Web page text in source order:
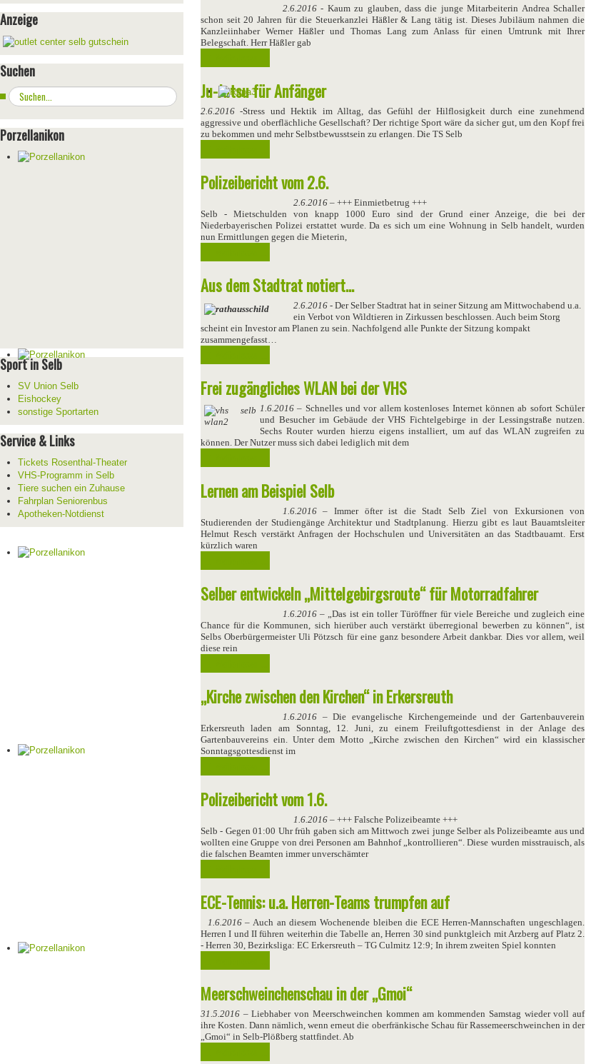
Anzeige
Suchen
Suchen
...
Porzellanikon
Sport in Selb
SV Union Selb
Eishockey
sonstige Sportarten
Service & Links
Tickets Rosenthal-Theater
VHS-Programm in Selb
Tiere suchen ein Zuhause
Fahrplan Seniorenbus
Apotheken-Notdienst
2.6.2016- Kaum zu glauben, dass die junge Mitarbeiterin Andrea Schaller
schon seit 20 Jahren für die Steuerkanzlei Häßler & Lang tätig ist. Dieses Jubiläum nahmen die
Kanzleiinhaber Werner Häßler und Thomas Lang zum Anlass für einen Umtrunk mit Ihrer
Belegschaft. Herr Häßler gab
Ju-Jutsu für Anfänger
2.6.2016-Stress und Hektik im Alltag, das Gefühl der Hilflosigkeit durch eine zunehmend
aggressive und oberflächliche Gesellschaft? Der richtige Sport wäre da sicher gut, um den Kopf frei
zu bekommen und mehr Selbstbewusstsein zu erlangen. Die TS Selb
Polizeibericht vom 2.6.
2.6.2016– +++ Einmietbetrug +++
Selb - Mietschulden von knapp 1000 Euro sind der Grund einer Anzeige, die bei der
Niederbayerischen Polizei erstattet wurde. Da es sich um eine Wohnung in Selb handelt, wurden
nun Ermittlungen gegen die Mieterin,
Aus dem Stadtrat notiert…
2.6.2016- Der Selber Stadtrat hat in seiner Sitzung am Mittwochabend u.a.
ein Verbot von Wildtieren in Zirkussen beschlossen. Auch beim Storg
scheint ein Investor am Planen zu sein. Nachfolgend alle Punkte der Sitzung kompakt
zusammengefasst…
Frei zugängliches WLAN bei der VHS
1.6.2016– Schnelles und vor allem kostenloses Internet können ab sofort Schüler
und Besucher im Gebäude der VHS Fichtelgebirge in der Lessingstraße nutzen.
Sechs Router wurden hierzu eigens installiert, um auf das WLAN zugreifen zu
können. Der Nutzer muss sich dabei lediglich mit dem
Lernen am Beispiel Selb
1.6.2016– Immer öfter ist die Stadt Selb Ziel von Exkursionen von
Studierenden der Studiengänge Architektur und Stadtplanung. Hierzu gibt es laut Bauamtsleiter
Helmut Resch verstärkt Anfragen der Hochschulen und Universitäten an das Stadtbauamt. Erst
kürzlich waren
Selber entwickeln „Mittelgebirgsroute“ für Motorradfahrer
1.6.2016– „Das ist ein toller Türöffner für viele Bereiche und zugleich eine
Chance für die Kommunen, sich hierüber auch verstärkt überregional bewerben zu können“, ist
Selbs Oberbürgermeister Uli Pötzsch für eine ganz besondere Arbeit dankbar. Dies vor allem, weil
diese rein
„Kirche zwischen den Kirchen“ in Erkersreuth
1.6.2016– Die evangelische Kirchengemeinde und der Gartenbauverein
Erkersreuth laden am Sonntag, 12. Juni, zu einem Freiluftgottesdienst in der Anlage des
Gartenbauvereins ein. Unter dem Motto „Kirche zwischen den Kirchen“ wird ein klassischer
Sonntagsgottesdienst im
Polizeibericht vom 1.6.
1.6.2016– +++ Falsche Polizeibeamte +++
Selb - Gegen 01:00 Uhr früh gaben sich am Mittwoch zwei junge Selber als Polizeibeamte aus und
wollten eine Gruppe von drei Personen am Bahnhof „kontrollieren“. Diese wurden misstrauisch, als
die falschen Beamten immer unverschämter
ECE-Tennis: u.a. Herren-Teams trumpfen auf
1.6.2016– Auch an diesem Wochenende bleiben die ECE Herren-Mannschaften ungeschlagen.
Herren I und II führen weiterhin die Tabelle an, Herren 30 sind punktgleich mit Arzberg auf Platz 2.
- Herren 30, Bezirksliga: EC Erkersreuth – TG Culmitz 12:9; In ihrem zweiten Spiel konnten
Meerschweinchenschau in der „Gmoi“
31.5.2016– Liebhaber von Meerschweinchen kommen am kommenden Samstag wieder voll auf
ihre Kosten. Dann nämlich, wenn erneut die oberfränkische Schau für Rassemeerschweinchen in der
„Gmoi“ in Selb-Plößberg stattfindet. Ab